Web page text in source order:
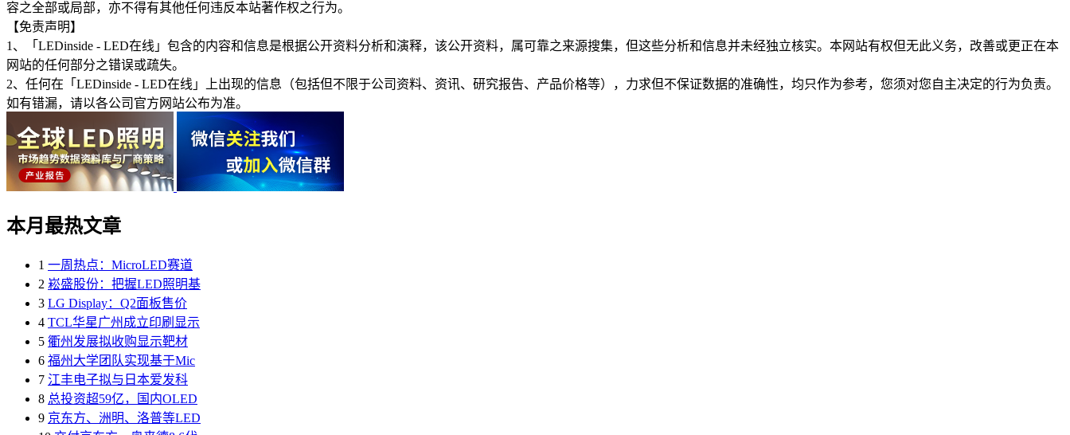
容之全部或局部，亦不得有其他任何违反本站著作权之行为。
【免责声明】
1、「LEDinside - LED在线」包含的内容和信息是根据公开资料分析和演释，该公开资料，属可靠之来源搜集，但这些分析和信息并未经独立核实。本网站有权但无此义务，改善或更正在本
网站的任何部分之错误或疏失。
2、任何在「LEDinside - LED在线」上出现的信息（包括但不限于公司资料、资讯、研究报告、产品价格等），力求但不保证数据的准确性，均只作为参考，您须对您自主决定的行为负责。
如有错漏，请以各公司官方网站公布为准。
本月最热文章
1 一周热点：MicroLED赛道
2 崧盛股份：把握LED照明基
3 LG Display：Q2面板售价
4 TCL华星广州成立印刷显示
5 衢州发展拟收购显示靶材
6 福州大学团队实现基于Mic
7 江丰电子拟与日本爱发科
8 总投资超59亿，国内OLED
9 京东方、洲明、洛普等LED